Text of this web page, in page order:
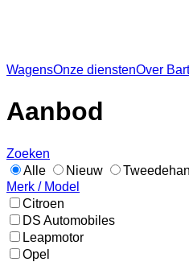
WagensOnze dienstenOver
Aanbod
Zoeken
Alle
Nieuw
Merk / Model
Citroen
DS Automobiles
Leapmotor
Opel